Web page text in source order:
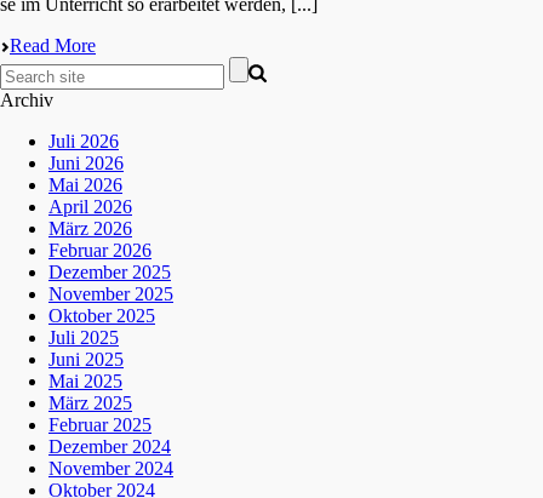
Read More
Archiv
Juli 2026
Juni 2026
Mai 2026
April 2026
März 2026
Februar 2026
Dezember 2025
November 2025
Oktober 2025
Juli 2025
Juni 2025
Mai 2025
März 2025
Februar 2025
Dezember 2024
November 2024
Oktober 2024